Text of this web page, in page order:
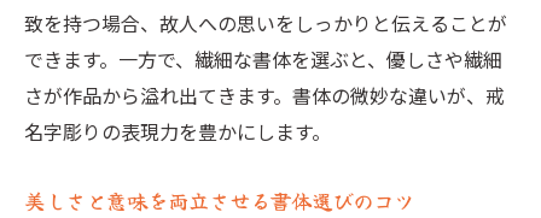
致を持つ場合、故人への思いをしっかりと伝えることが
できます。一方で、繊細な書体を選ぶと、優しさや繊細
さが作品から溢れ出てきます。書体の微妙な違いが、戒
名字彫りの表現力を豊かにします。
美しさと意味を両立させる書体選びのコツ